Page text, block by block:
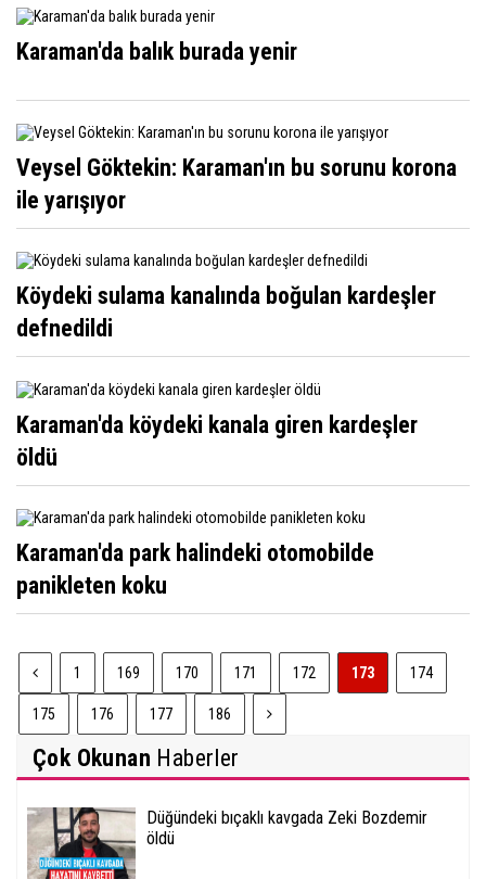
Karaman'da balık burada yenir
Veysel Göktekin: Karaman'ın bu sorunu korona
ile yarışıyor
Köydeki sulama kanalında boğulan kardeşler
defnedildi
Karaman'da köydeki kanala giren kardeşler
öldü
Karaman'da park halindeki otomobilde
panikleten koku
1 169 170 171 172 173 174
175 176 177 186
Çok Okunan Haberler
Düğündeki bıçaklı kavgada Zeki Bozdemir
öldü